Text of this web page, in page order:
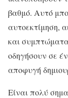
βαθμό. Αυτό
αυτοεκτίμηση,
και
οδηγήσουν σε
αποφυγή
Είναι πολύ